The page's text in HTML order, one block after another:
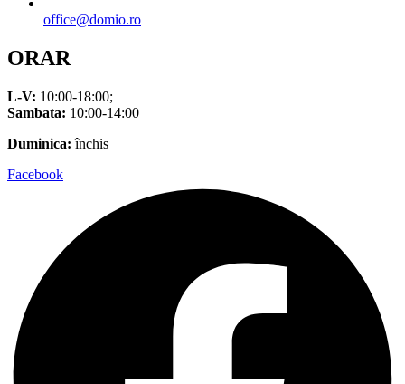
office@domio.ro
ORAR
L-V: 10:00-18:00;
Sambata: 10:00-14:00
Duminica: închis
Facebook